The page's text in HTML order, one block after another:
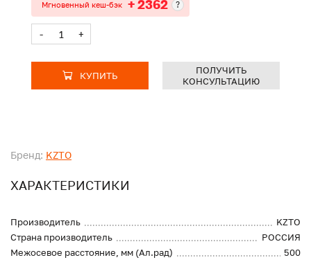
Бренд: KZTO
ХАРАКТЕРИСТИКИ
Производитель
KZTO
Страна производитель
РОССИЯ
Межосевое расстояние, мм (Ал.рад)
500
Мгновенный кеш-бэк + 2362 ?
- +
КУПИТЬ
ПОЛУЧИТЬ
КОНСУЛЬТАЦИЮ